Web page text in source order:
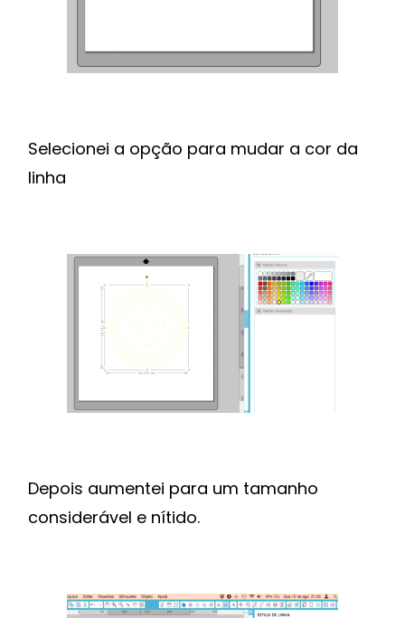
Selecionei a opção para mudar a cor da
linha
Depois aumentei para um tamanho
considerável e nítido.